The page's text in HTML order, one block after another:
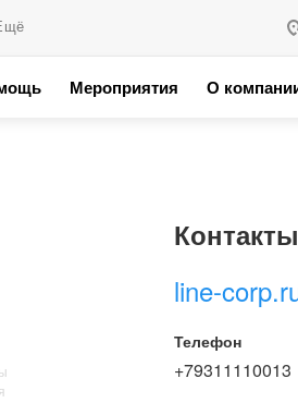
Интеграция с 1СМероприятия О
Контакты
line-
Телефон
+79311110013